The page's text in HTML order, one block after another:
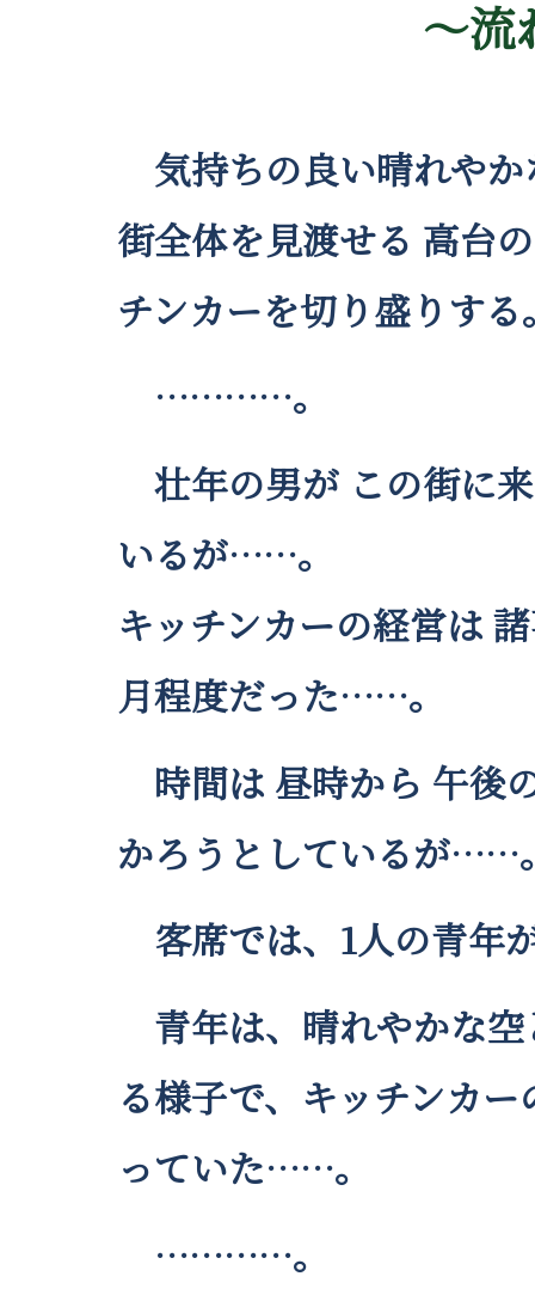
～流
気持ちの良い晴れやか
街全体を見渡せる 高台
チンカーを切り盛りする
…………。
壮年の男が この街に
いるが……。
キッチンカーの経営は
月程度だった……。
時間は 昼時から 午後
かろうとしているが……
客席では、1人の青年
青年は、晴れやかな
る様子で、キッチンカ
っていた……。
…………。